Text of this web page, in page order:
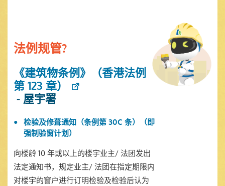
法例规管?
《建筑物条例》（香港法例
第 123 章）
- 屋宇署
检验及修葺通知（条例第 30C 条）（即
强制验窗计划）
向楼龄 10 年或以上的楼宇业主/ 法团发出
法定通知书，规定业主/ 法团在指定期限内
对楼宇的窗户进行订明检验及检验后认为